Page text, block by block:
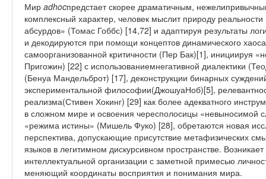
Мир adhocпредстает скорее драматичным,
комплексный характер, человек мыслит природу
абсурдов» (Томас Гоббс) [14,72] и адаптируя результаты
и декодируются при помощи концептов динамического
самоорганизованной критичности (Пер Бак)[1], инициируя
Пригожин) [22] с использованиемнегативной диалектики
(Бенуа Мандельброт) [17], деконструкции бинарных
экспериментальной философии(ДжошуаНоб)[5],
реализма(Стивен Хокинг) [29] как более адекватного
в сложном мире и освоения чересполосицы «невыносимой
«режима истины» (Мишель Фуко) [28], обретаются новая
перспектива, допускающие присутствие метафизических
языков в легитимном дискурсивном пространстве.
интеллектуальной организации с заметной примесью
меняющий координаты восприятия и понимания мира.